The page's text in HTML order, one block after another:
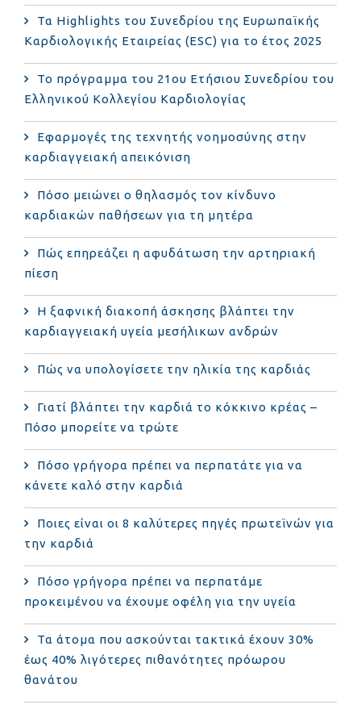
Τα Highlights του Συνεδρίου της Ευρωπαϊκής
Καρδιολογικής Εταιρείας (ESC) για το έτος 2025
Το πρόγραμμα του 21ου Ετήσιου Συνεδρίου του
Ελληνικού Κολλεγίου Καρδιολογίας
Εφαρμογές της τεχνητής νοημοσύνης στην
καρδιαγγειακή απεικόνιση
Πόσο μειώνει ο θηλασμός τον κίνδυνο
καρδιακών παθήσεων για τη μητέρα
Πώς επηρεάζει η αφυδάτωση την αρτηριακή
πίεση
Η ξαφνική διακοπή άσκησης βλάπτει την
καρδιαγγειακή υγεία μεσήλικων ανδρών
Πώς να υπολογίσετε την ηλικία της καρδιάς
Γιατί βλάπτει την καρδιά το κόκκινο κρέας –
Πόσο μπορείτε να τρώτε
Πόσο γρήγορα πρέπει να περπατάτε για να
κάνετε καλό στην καρδιά
Ποιες είναι οι 8 καλύτερες πηγές πρωτεϊνών για
την καρδιά
Πόσο γρήγορα πρέπει να περπατάμε
προκειμένου να έχουμε οφέλη για την υγεία
Τα άτομα που ασκούνται τακτικά έχουν 30%
έως 40% λιγότερες πιθανότητες πρόωρου
θανάτου